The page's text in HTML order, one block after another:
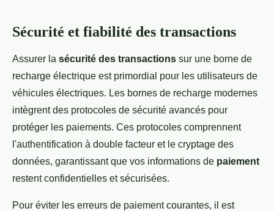
Sécurité et fiabilité des transactions
Assurer la sécurité des transactions sur une borne de
recharge électrique est primordial pour les utilisateurs de
véhicules électriques. Les bornes de recharge modernes
intègrent des protocoles de sécurité avancés pour
protéger les paiements. Ces protocoles comprennent
l'authentification à double facteur et le cryptage des
données, garantissant que vos informations de paiement
restent confidentielles et sécurisées.
Pour éviter les erreurs de paiement courantes, il est